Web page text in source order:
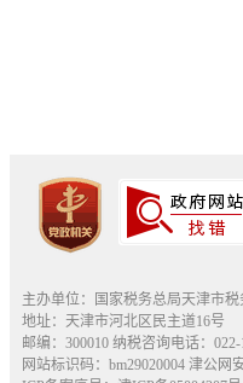
主办单位：国家税务总局天津市税
地址：天津市河北区民主道16号
邮编：300010 纳税咨询电话：
网站标识码：bm29020004 津公网